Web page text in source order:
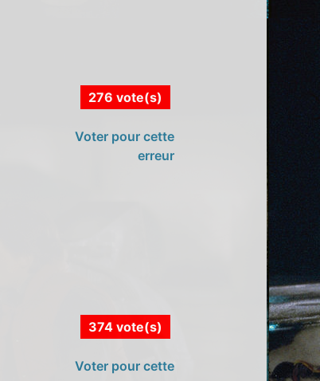
276 vote(s)
Voter pour cette
erreur
374 vote(s)
Voter pour cette